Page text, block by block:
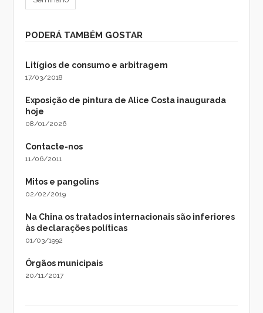
PODERÁ TAMBÉM GOSTAR
Litígios de consumo e arbitragem
17/03/2018
Exposição de pintura de Alice Costa inaugurada
hoje
08/01/2026
Contacte-nos
11/06/2011
Mitos e pangolins
02/02/2019
Na China os tratados internacionais são inferiores
às declarações políticas
01/03/1992
Órgãos municipais
20/11/2017